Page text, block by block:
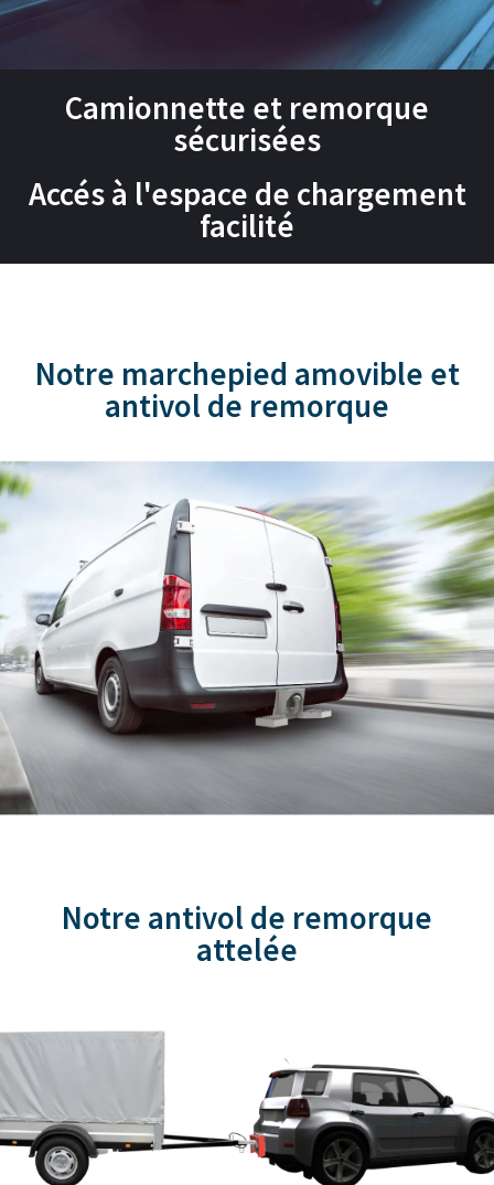
Camionnette et remorque
sécurisées
Accés à l'espace de chargement
facilité
Notre marchepied amovible et
antivol de remorque
Notre antivol de remorque
attelée